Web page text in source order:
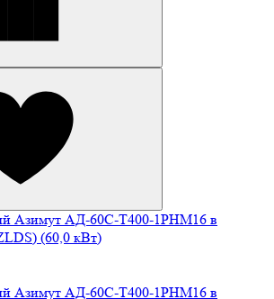
Азимут АД-60С-Т400-1РHМ16 в
(60,0 кВт)
Азимут АД-60С-Т400-1РHМ16 в